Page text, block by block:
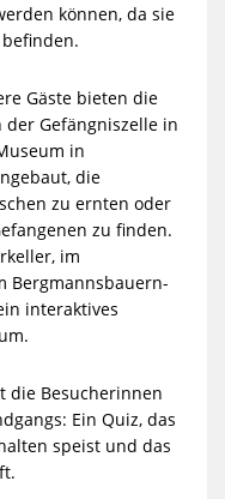
können, da sie
Gäste bieten die
der Gefängniszelle in
in
die
zu ernten oder
zu finden.
im
Bergmannsbauern-
interaktives
die Besucherinnen
Ein Quiz, das
speist und das